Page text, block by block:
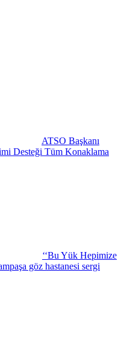
ATSO Başkanı
Desteği Tüm Konaklama
‘‘Bu Yük Hepimize
göz hastanesi sergi